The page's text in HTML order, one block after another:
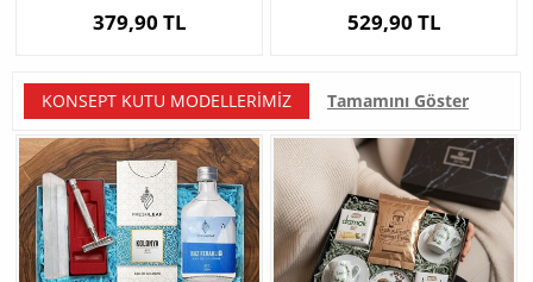
379,90 TL 529,90 TL
KONSEPT KUTU MODELLERIMIZ Tamamını Göster